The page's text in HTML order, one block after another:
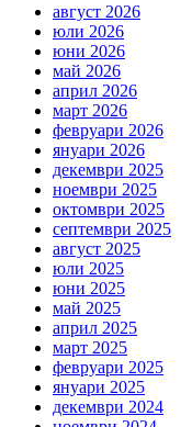
август 2026
юли 2026
юни 2026
май 2026
април 2026
март 2026
февруари 2026
януари 2026
декември 2025
ноември 2025
октомври 2025
септември 2025
август 2025
юли 2025
юни 2025
май 2025
април 2025
март 2025
февруари 2025
януари 2025
декември 2024